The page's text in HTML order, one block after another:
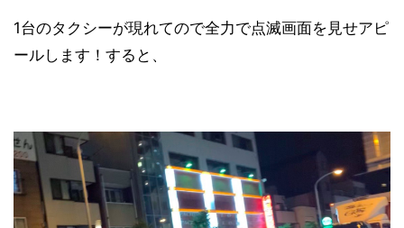
1台のタクシーが現れてので全力で点滅画面を見せアピ
ールします！すると、